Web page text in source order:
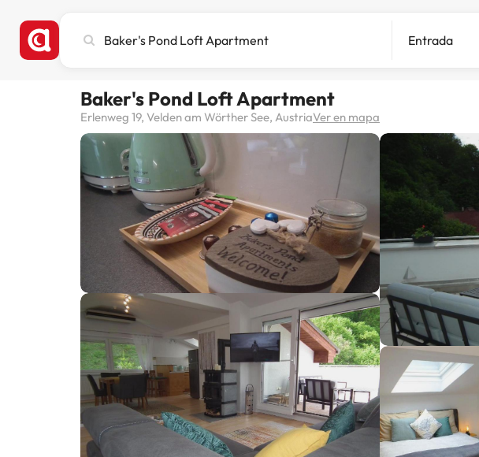
ciudad,
destino
Entrada
Baker's Pond Loft Apartment
Erlenweg 19, Velden am Wörther See, AustriaVer en mapa